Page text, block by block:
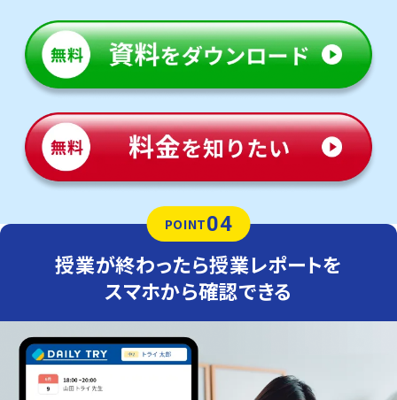
POINT04
授業が終わったら授業レポートを
スマホから確認できる